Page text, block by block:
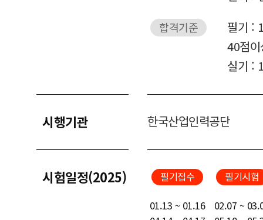
합격기준
필기 :
40점
실기 :
시행기관 한국산업인력공단
시험일정(2025) 필기접수 필기시험
01.13 ~ 01.16
02.07 ~